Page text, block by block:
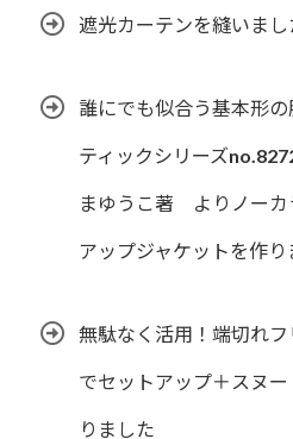
遮光カーテンを縫いまし
誰にでも似合う基本形の
ティックシリーズ
まゆうこ著 よりノーカ
アップジャケットを作り
無駄なく活用！端切れ
でセットアップ＋スヌ
りました